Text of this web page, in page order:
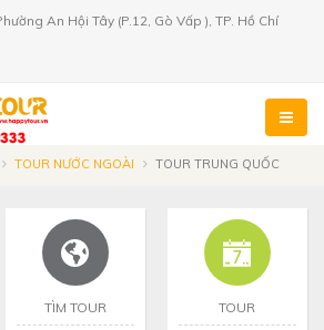
An Hội Tây (P.12, Gò Vấp ), TP. Hồ Chí
TOUR NƯỚC NGOÀI TOUR TRUNG QUỐC
TÌM TOUR TOUR